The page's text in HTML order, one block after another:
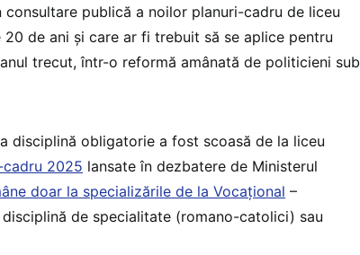
publică a noilor planuri-cadru de liceu
de ani și care ar fi trebuit să se aplice pentru
trecut, într-o reformă amânată de politicieni sub
disciplină obligatorie a fost scoasă de la liceu
2025 lansate în dezbatere de Ministerul
doar la specializările de la Vocațional –
de specialitate (romano-catolici) sau